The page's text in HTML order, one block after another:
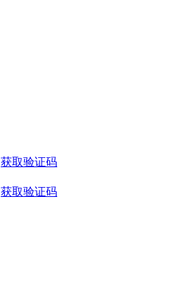
获取验证码
获取验证码